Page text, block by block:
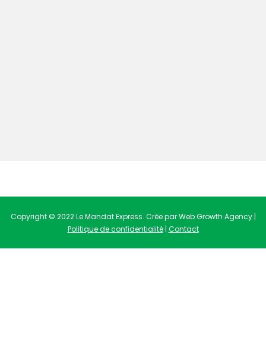
Copyright © 2022 Le Mandat Express. Crée par Web Growth Agency |
Politique de confidentialité| Contact